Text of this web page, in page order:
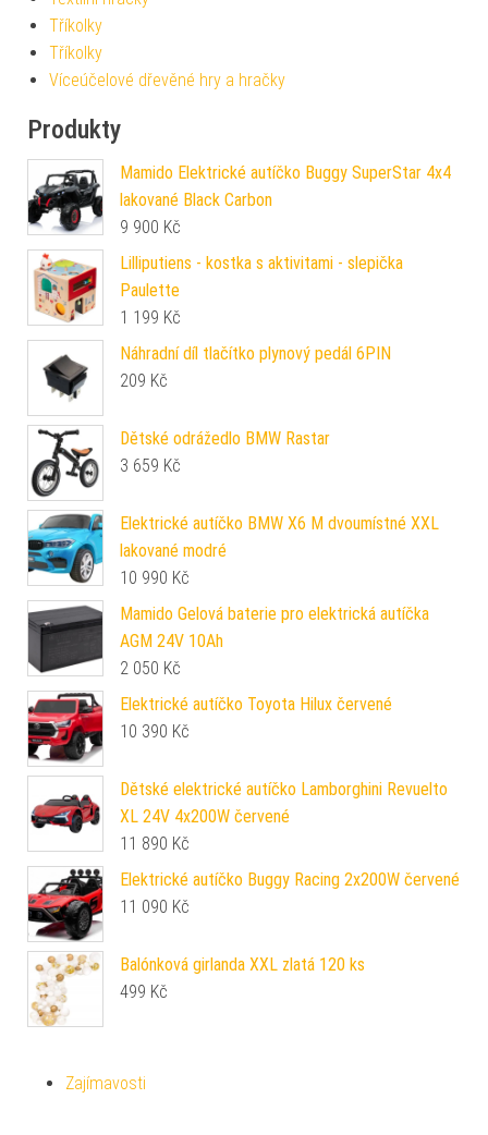
Tříkolky
Tříkolky
Víceúčelové dřevěné hry a hračky
Produkty
Mamido Elektrické autíčko Buggy SuperStar 4x4
lakované Black Carbon
9 900 Kč
Lilliputiens - kostka s aktivitami - slepička
Paulette
1 199 Kč
Náhradní díl tlačítko plynový pedál 6PIN
209 Kč
Dětské odrážedlo BMW Rastar
3 659 Kč
Elektrické autíčko BMW X6 M dvoumístné XXL
lakované modré
10 990 Kč
Mamido Gelová baterie pro elektrická autíčka
AGM 24V 10Ah
2 050 Kč
Elektrické autíčko Toyota Hilux červené
10 390 Kč
Dětské elektrické autíčko Lamborghini Revuelto
XL 24V 4x200W červené
11 890 Kč
Elektrické autíčko Buggy Racing 2x200W červené
11 090 Kč
Balónková girlanda XXL zlatá 120 ks
499 Kč
Zajímavosti